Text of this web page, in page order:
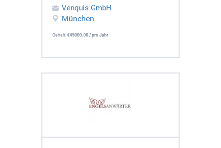
Venquis GmbH
München
Gehalt: €45000.00 / pro Jahr